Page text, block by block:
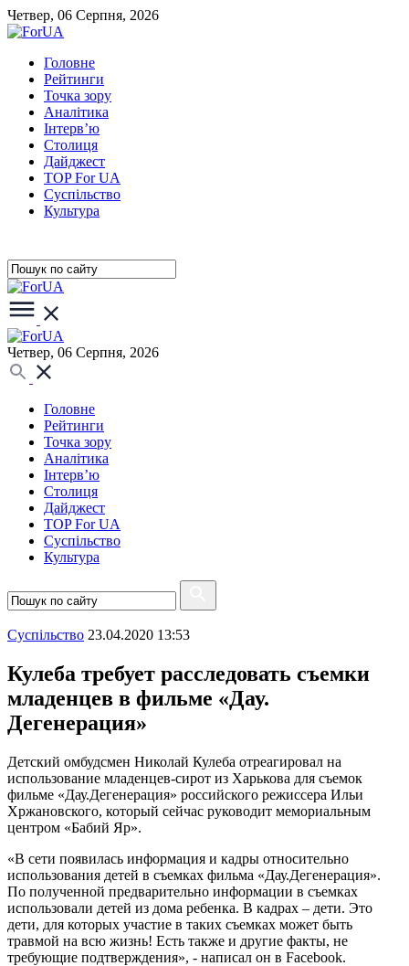
Четвер, 06 Серпня, 2026
Головне
Рейтинги
Точка зору
Аналітика
Інтерв’ю
Столиця
Дайджест
TOP For UA
Суспiльство
Культура
Четвер, 06 Серпня, 2026
Головне
Рейтинги
Точка зору
Аналітика
Інтерв’ю
Столиця
Дайджест
TOP For UA
Суспiльство
Культура
Суспiльство 23.04.2020 13:53
Кулеба требует расследовать съемки
младенцев в фильме «Дау.
Дегенерация»
Детский омбудсмен Николай Кулеба отреагировал на
использование младенцев-сирот из Харькова для съемок
фильме «Дау.Дегенерация» российского режиссера Ильи
Хржановского, который сейчас руководит мемориальным
центром «Бабий Яр».
«В сети появилась информация и кадры относительно
использования детей в съемках фильма «Дау.Дегенерация».
По полученной предварительно информации в съемках
использовали детей из дома ребенка. В кадрах – дети. Это
дети, для которых участие в таких съемках может быть
травмой на всю жизнь! Есть также и другие факты, не
требующие подтверждения», - написал он в Facebook.